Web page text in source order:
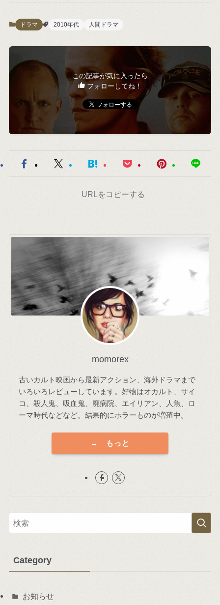
ドラマ 2010年代 人間ドラマ
この記事が気に入ったら
フォローしてね！
URLをコピーする
momorex
古いカルト映画から最新アクション、海外ドラマまで
いろいろレビューしています。好物はオカルト、サイ
コ、殺人鬼、吸血鬼、廃病院、エイリアン、人魚、ロ
ーマ時代などなど。結果的にホラーものが増殖中。
→ もっと
Category
お知らせ